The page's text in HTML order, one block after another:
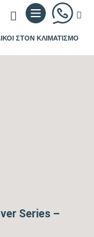
ΣΤΟΝ ΚΛΙΜΑΤΙΣΜΟ
Series –